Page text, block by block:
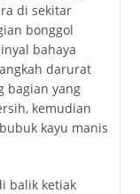
di sekitar
bonggol
bahaya
darurat
bagian yang
kemudian
kayu manis
balik ketiak